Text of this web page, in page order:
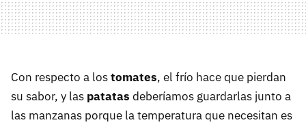
Con respecto a lostomates, el frío hace que pierdan
su sabor, y las patatas deberíamos guardarlas junto a
las manzanas porque la temperatura que necesitan es